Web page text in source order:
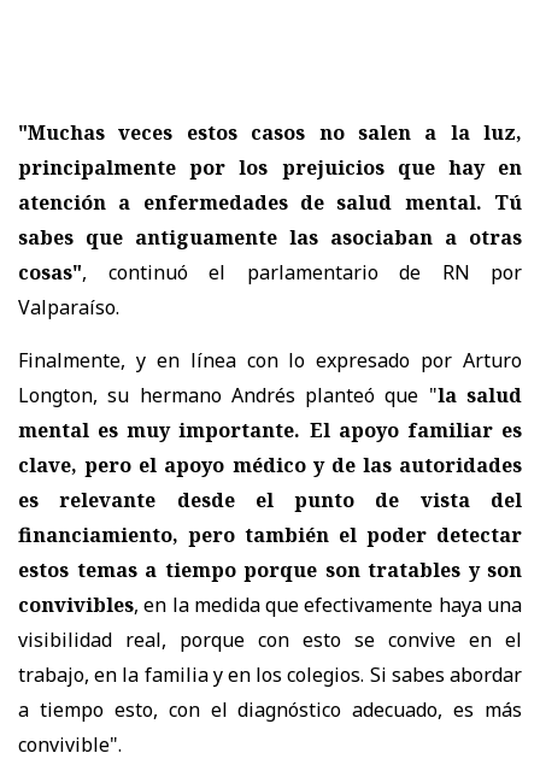
"Muchas veces estos casos no salen a la luz,
principalmente por los prejuicios que hay en
atención a enfermedades de salud mental. Tú
sabes que antiguamente las asociaban a otras
cosas", continuó el parlamentario de RN por
Valparaíso.
Finalmente, y en línea con lo expresado por Arturo
Longton, su hermano Andrés planteó que "la salud
mental es muy importante. El apoyo familiar es
clave, pero el apoyo médico y de las autoridades
es relevante desde el punto de vista del
financiamiento, pero también el poder detectar
estos temas a tiempo porque son tratables y son
convivibles, en la medida que efectivamente haya una
visibilidad real, porque con esto se convive en el
trabajo, en la familia y en los colegios. Si sabes abordar
a tiempo esto, con el diagnóstico adecuado, es más
convivible".